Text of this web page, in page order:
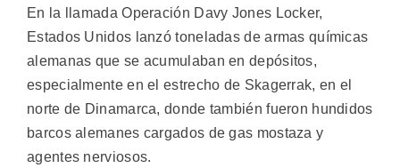
En la llamada Operación Davy Jones Locker,
Estados Unidos lanzó toneladas de armas químicas
alemanas que se acumulaban en depósitos,
especialmente en el estrecho de Skagerrak, en el
norte de Dinamarca, donde también fueron hundidos
barcos alemanes cargados de gas mostaza y
agentes nerviosos.